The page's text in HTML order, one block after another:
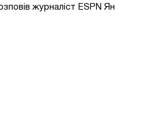
журналіст ESPN Ян